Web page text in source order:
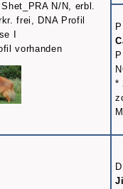
N/N, erbl.
frei, DNA Profil
I
vorhanden
*